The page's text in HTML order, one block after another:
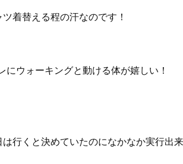
着替える程の汗なのです！
にウォーキングと動ける体が嬉しい！
行くと決めていたのになかなか実行出